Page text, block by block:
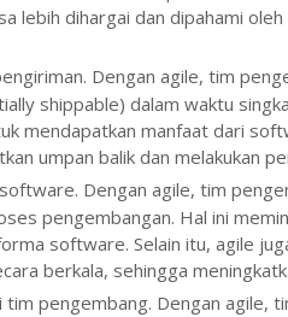
lebih dihargai dan dipahami
Dengan agile, tim
shippable) dalam waktu
mendapatkan manfaat dari
umpan balik dan melakukan
Dengan agile, tim
pengembangan. Hal ini
software. Selain itu, agile
berkala, sehingga
pengembang. Dengan agile,